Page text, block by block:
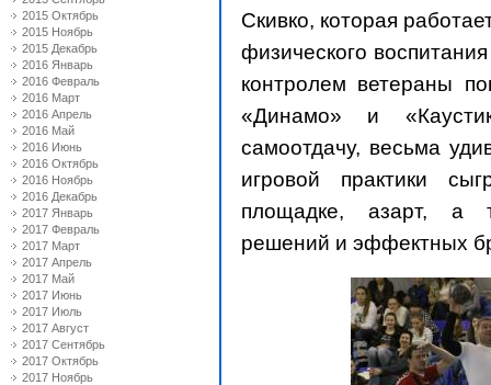
2015 Октябрь
2015 Ноябрь
2015 Декабрь
2016 Январь
2016 Февраль
2016 Март
2016 Апрель
2016 Май
2016 Июнь
2016 Октябрь
2016 Ноябрь
2016 Декабрь
2017 Январь
2017 Февраль
2017 Март
2017 Апрель
2017 Май
2017 Июнь
2017 Июль
2017 Август
2017 Сентябрь
2017 Октябрь
2017 Ноябрь
Скивко, которая
физического
контролем ветераны
«Динамо» и
самоотдачу, весьма
игровой практики
площадке, азарт, а
решений и эффектных